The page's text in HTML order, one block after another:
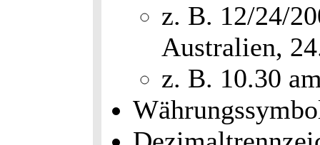
z. B. 12/24/
Australien,
z. B. 10.30